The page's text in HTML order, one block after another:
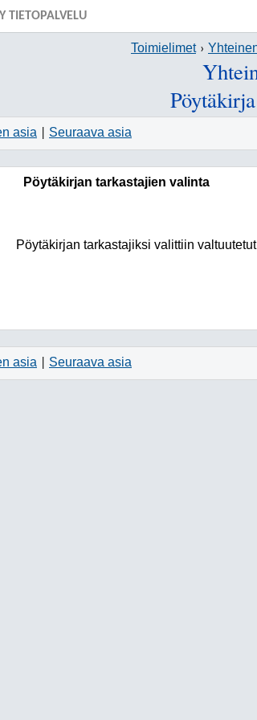
TIETOPALVELU
Toimielimet
asia Seuraava asia
Pöytäkirjan tarkastajien valinta
Pöytäkirjan tarkastajiksi valittiin
asia Seuraava asia